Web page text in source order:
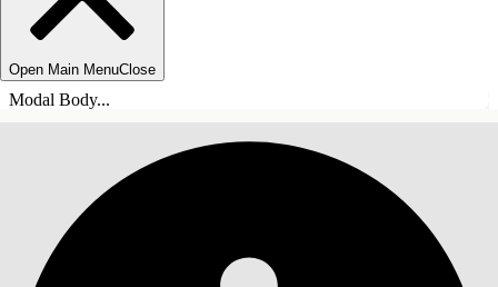
Open Main MenuClose
Modal Body...